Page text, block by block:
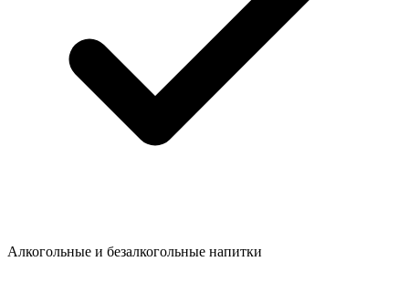
Алкогольные и безалкогольные напитки